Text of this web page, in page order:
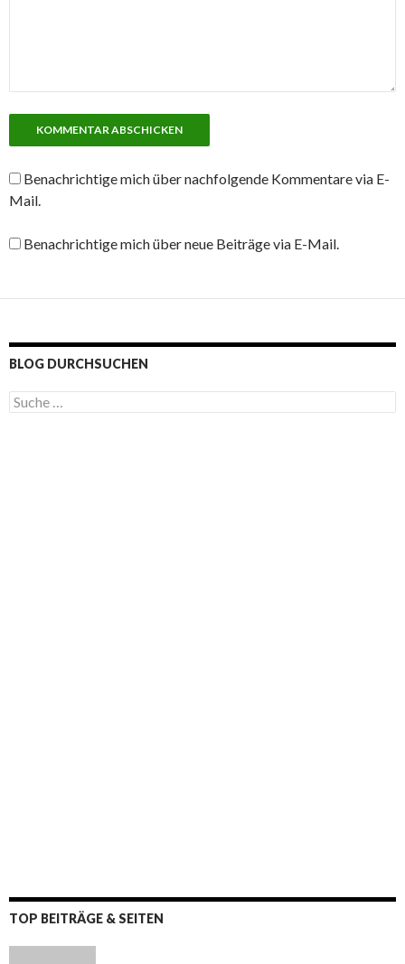
Benachrichtige mich über nachfolgende Kommentare via E-
Mail.
Benachrichtige mich über neue Beiträge via E-Mail.
BLOG DURCHSUCHEN
S
u
TOP BEITRÄGE & SEITEN